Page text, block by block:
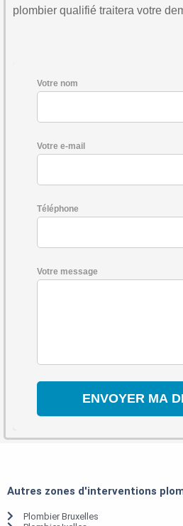
plombier qualifié traitera votre
Votre nom
Votre e-mail
Téléphone
Votre message
Autres zones d'interventions
Plombier Bruxelles